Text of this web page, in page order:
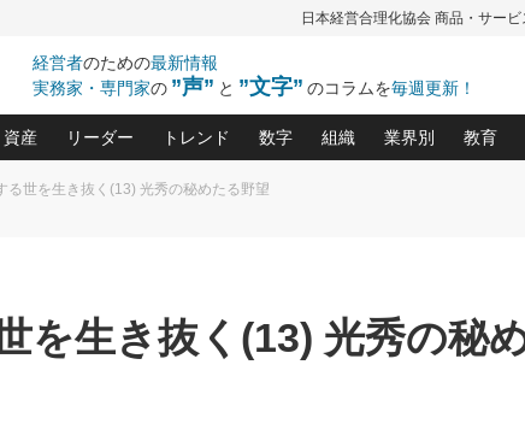
日本経営合理化協会 商品・サービ
経営者のための最新情報
実務家・専門家の ”声” と ”文字” のコラムを毎週更新！
2026.08.5 2026.08.5
田尚哉氏(5)
ニック(240)
ら利益を上げる経営」の極意
箱(9)
資産
中国経済の最新動向(204)
事業承継の前に、決めておきたい、知っておきたい、やってお
リーダー
ピョートル・F・グジバチの『経営戦略の新常識』(12)
トレンド
北村森の「今月のヒット商品」(109)
数字
会社を守り抜くための緊急対策
強い決算書の会社はココが違う
組織
職場の生産性を下げるハ
賃金決定の定石(68)
顧客・社員・社会から
業界別
大久保一彦の“流
柿内幸夫─社長の
教育
あな
クレ
クレ
デキ
る世を生き抜く(13) 光秀の秘めたる野望
を生き抜く(13) 光秀の秘